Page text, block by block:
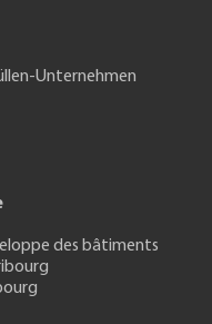
Unternehmen
des bâtiments